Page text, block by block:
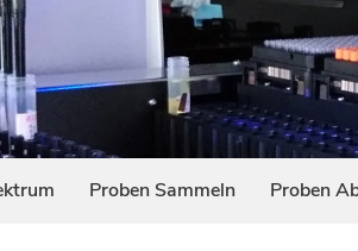
Proben Sammeln Proben